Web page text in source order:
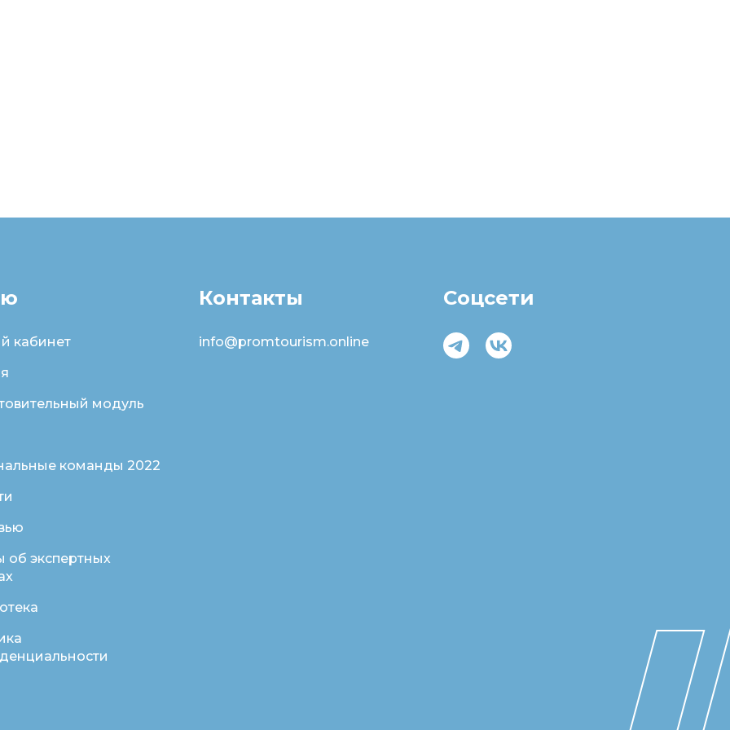
Контакты Соцсети
модуль
кабинет info@promtourism.online
команды 2022
об экспертных